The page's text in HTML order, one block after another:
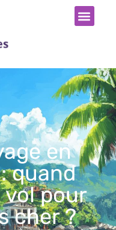
en
quand
vol pour
cher ?